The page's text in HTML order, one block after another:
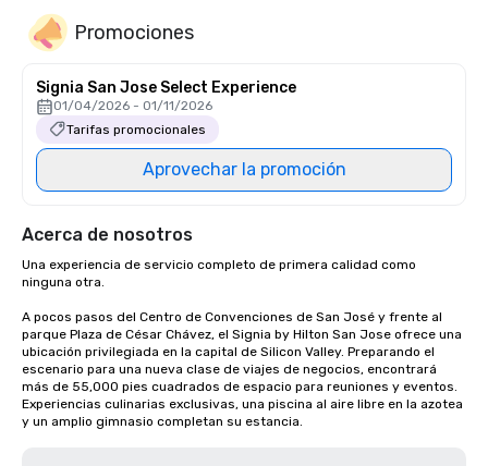
Promociones
Signia San Jose Select Experience
01/04/2026 - 01/11/2026
Tarifas promocionales
Aprovechar la promoción
Acerca de nosotros
Una experiencia de servicio completo de primera calidad como
ninguna otra.
A pocos pasos del Centro de Convenciones de San José y frente al
parque Plaza de César Chávez, el Signia by Hilton San Jose ofrece una
ubicación privilegiada en la capital de Silicon Valley. Preparando el
escenario para una nueva clase de viajes de negocios, encontrará
más de 55,000 pies cuadrados de espacio para reuniones y eventos.
Experiencias culinarias exclusivas, una piscina al aire libre en la azotea
y un amplio gimnasio completan su estancia.